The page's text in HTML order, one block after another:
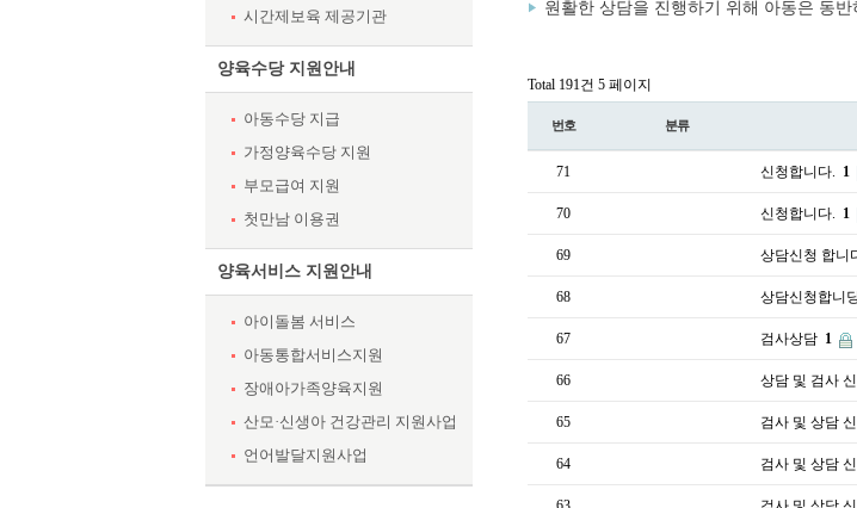
시간제보육 제공기관
양육수당 지원안내
아동수당 지급
가정양육수당 지원
부모급여 지원
첫만남 이용권
양육서비스 지원안내
아이돌봄 서비스
아동통합서비스지원
장애아가족양육지원
산모·신생아 건강관리 지원사업
언어발달지원사업
원활한 상담을 진행하기 위해 아동은 동반
Total 191건 5 페이지
번호 분류
71 신청합니다. 1
70 신청합니다. 1
69 상담신청 합니
68 상담신청합니
67 검사상담 1
66 상담 및 검사
65 검사 및 상담
64 검사 및 상담